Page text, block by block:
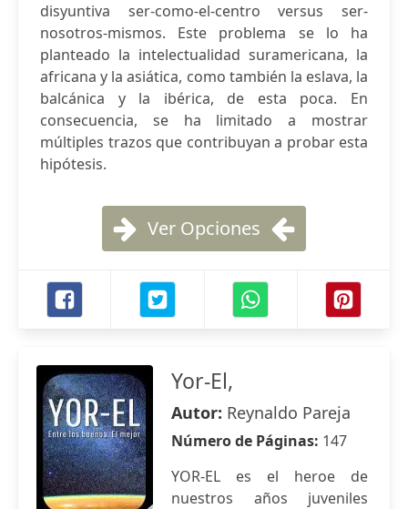
disyuntiva ser-como-el-centro versus ser-
nosotros-mismos. Este problema se lo ha
planteado la intelectualidad suramericana, la
africana y la asiática, como también la eslava, la
balcánica y la ibérica, de esta poca. En
consecuencia, se ha limitado a mostrar
múltiples trazos que contribuyan a probar esta
hipótesis.
Ver Opciones
Yor-El,
Autor: Reynaldo Pareja
Número de Páginas: 147
YOR-EL es el heroe de
nuestros años juveniles